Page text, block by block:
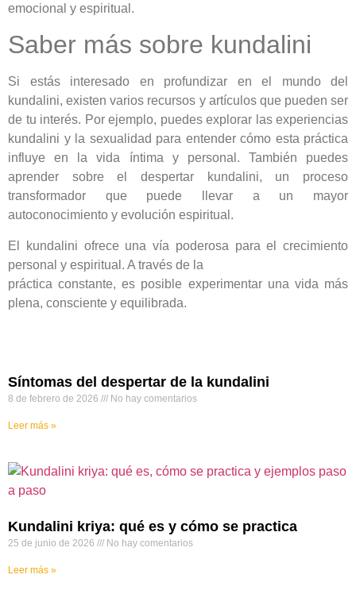
emocional y espiritual.
Saber más sobre kundalini
Si estás interesado en profundizar en el mundo del
kundalini, existen varios recursos y artículos que pueden ser
de tu interés. Por ejemplo, puedes explorar las experiencias
kundalini y la sexualidad para entender cómo esta práctica
influye en la vida íntima y personal. También puedes
aprender sobre el despertar kundalini, un proceso
transformador que puede llevar a un mayor
autoconocimiento y evolución espiritual.
El kundalini ofrece una vía poderosa para el crecimiento
personal y espiritual. A través de la
práctica constante, es posible experimentar una vida más
plena, consciente y equilibrada.
Síntomas del despertar de la kundalini
8 de febrero de 2026 No hay comentarios
Leer más »
Kundalini kriya: qué es y cómo se practica
25 de junio de 2026 No hay comentarios
Leer más »